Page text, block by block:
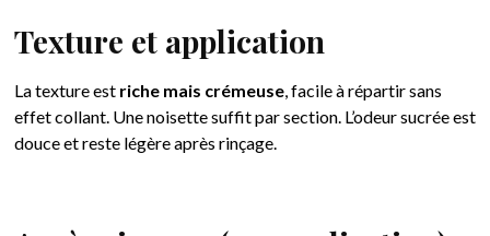
Texture et application
La texture est riche mais crémeuse, facile à répartir sans
effet collant. Une noisette suffit par section. L’odeur sucrée est
douce et reste légère après rinçage.